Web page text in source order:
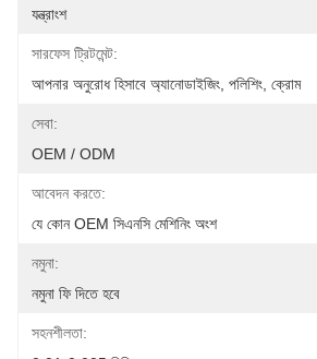
যন্ত্রাংশ
সারফেস ট্রিটমেন্ট:
আপনার অনুরোধ হিসাবে অ্যানোডাইজিং, পলিশিং, ক্রোম
সেবা:
OEM / ODM
আবেদন করতে:
যে কোন OEM সিএনসি মেশিনিং অংশ
নমুনা:
নমুনা ফি দিতে হবে
সহনশীলতা: